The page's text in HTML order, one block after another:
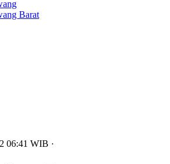
Barat
06:41 WIB ·